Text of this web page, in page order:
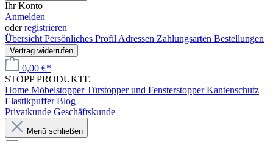
Ihr Konto
Anmelden
oderregistrieren
Übersicht Persönliches Profil Adressen Zahlungsarten Bestellungen
Vertrag widerrufen
0,00 €*
STOPP PRODUKTE
Home Möbelstopper Türstopper und Fensterstopper Kantenschutz
Elastikpuffer Blog
Privatkunde Geschäftskunde
Menü schließen